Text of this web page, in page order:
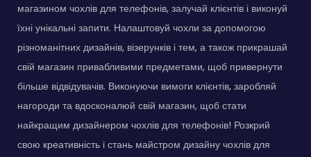
магазином чохлів для телефонів, залучай клієнтів і виконуй
їхні унікальні запити. Налаштовуй чохли за допомогою
різноманітних дизайнів, візерунків і тем, а також прикрашай
свій магазин привабливими предметами, щоб привернути
більше відвідувачів. Виконуючи вимоги клієнтів, заробляй
нагороди та вдосконалюй свій магазин, щоб стати
найкращим дизайнером чохлів для телефонів! Розкрий
свою креативність і стань майстром дизайну чохлів для